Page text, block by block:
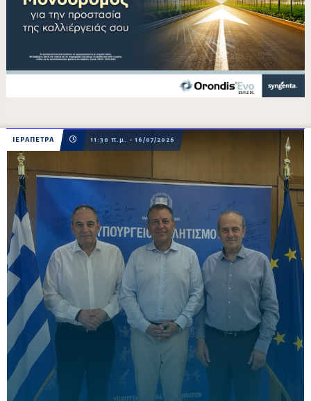
ΙΕΡΑΠΕΤΡΑ 11:30 π.μ. - 16/07/2026